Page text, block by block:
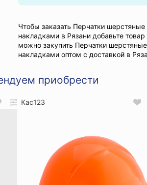
Чтобы заказать Перчатки
накладками в Рязани добавьте
можно закупить Перчатки
накладками оптом с доставкой в
приобрести
Кас123